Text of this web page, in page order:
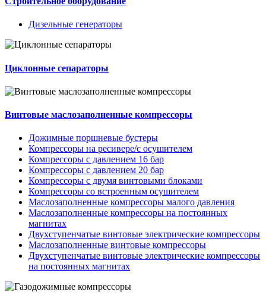
Дизельные генераторы
Циклонные сепараторы
Винтовые маслозаполненные компрессоры
Дожимные поршневые бустеры
Компрессоры на ресивере/с осушителем
Компрессоры с давлением 16 бар
Компрессоры с давлением 20 бар
Компрессоры с двумя винтовыми блоками
Компрессоры со встроенным осушителем
Маслозаполненные компрессоры малого давления
Маслозаполненные компрессоры на постоянных
магнитах
Двухступенчатые винтовые электрические компрессоры
Маслозаполненные винтовые компрессоры
Двухступенчатые винтовые электрические компрессоры
на постоянных магнитах